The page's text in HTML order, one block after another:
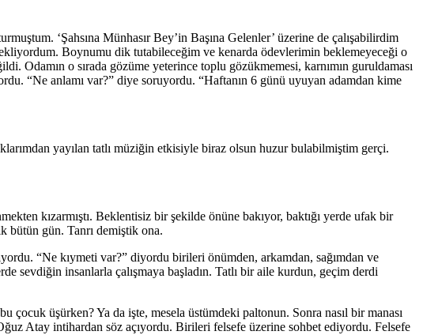
‘Şahsına Münhasır Bey’in Başına Gelenler’ üzerine de çalışabilirdim
Boynumu dik tutabileceğim ve kenarda ödevlerimin beklemeyeceği o
Odamın o sırada gözüme yeterince toplu gözükmemesi, karnımın guruldaması
“Ne anlamı var?” diye soruyordu. “Haftanın 6 günü uyuyan adamdan kime
yayılan tatlı müziğin etkisiyle biraz olsun huzur bulabilmiştim gerçi.
kızarmıştı. Beklentisiz bir şekilde önüne bakıyor, baktığı yerde ufak bir
bütün gün. Tanrı demiştik ona.
“Ne kıymeti var?” diyordu birileri önümden, arkamdan, sağımdan ve
sevdiğin insanlarla çalışmaya başladın. Tatlı bir aile kurdun, geçim derdi
üşürken? Ya da işte, mesela üstümdeki paltonun. Sonra nasıl bir manası
Atay intihardan söz açıyordu. Birileri felsefe üzerine sohbet ediyordu. Felsefe